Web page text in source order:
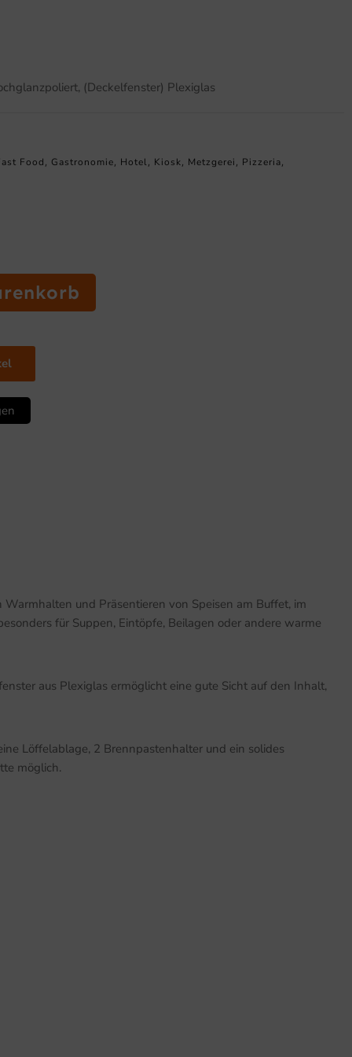
(Deckelfenster) Plexiglas
Food , Gastronomie, Hotel , Kiosk, Metzgerei , Pizzeria,
und Präsentieren von Speisen am Buffet, im
für Suppen, Eintöpfe, Beilagen oder andere warme
aus Plexiglas ermöglicht eine gute Sicht auf den Inhalt,
Löffelablage, 2 Brennpastenhalter und ein solides
möglich.